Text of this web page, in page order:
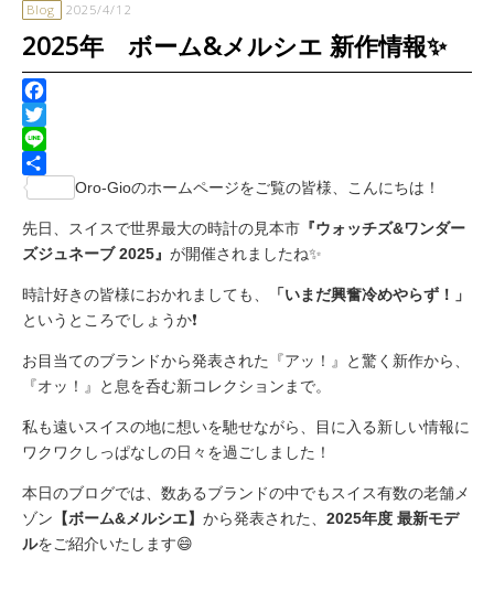
Blog 2025/4/12
2025年 ボーム&メルシエ 新作情報✨
Facebook
Twitter
Line
共
Oro-Gioのホームページをご覧の皆様、こんにちは！
先日、スイスで世界最大の時計の見本市 『ウォッチズ&ワンダー
ズジュネーブ 2025』 が開催されましたね✨
時計好きの皆様におかれましても、
「いまだ興奮冷めやらず！」
というところでしょうか❗️
お目当てのブランドから発表された『アッ！』と驚く新作から、
『オッ！』と息を呑む新コレクションまで。
私も遠いスイスの地に想いを馳せながら、目に入る新しい情報に
ワクワクしっぱなしの日々を過ごしました！
本日のブログでは、数あるブランドの中でもスイス有数の老舗メ
ゾン 【ボーム&メルシエ】 から発表された、 2025年度 最新モデ
ルをご紹介いたします😄